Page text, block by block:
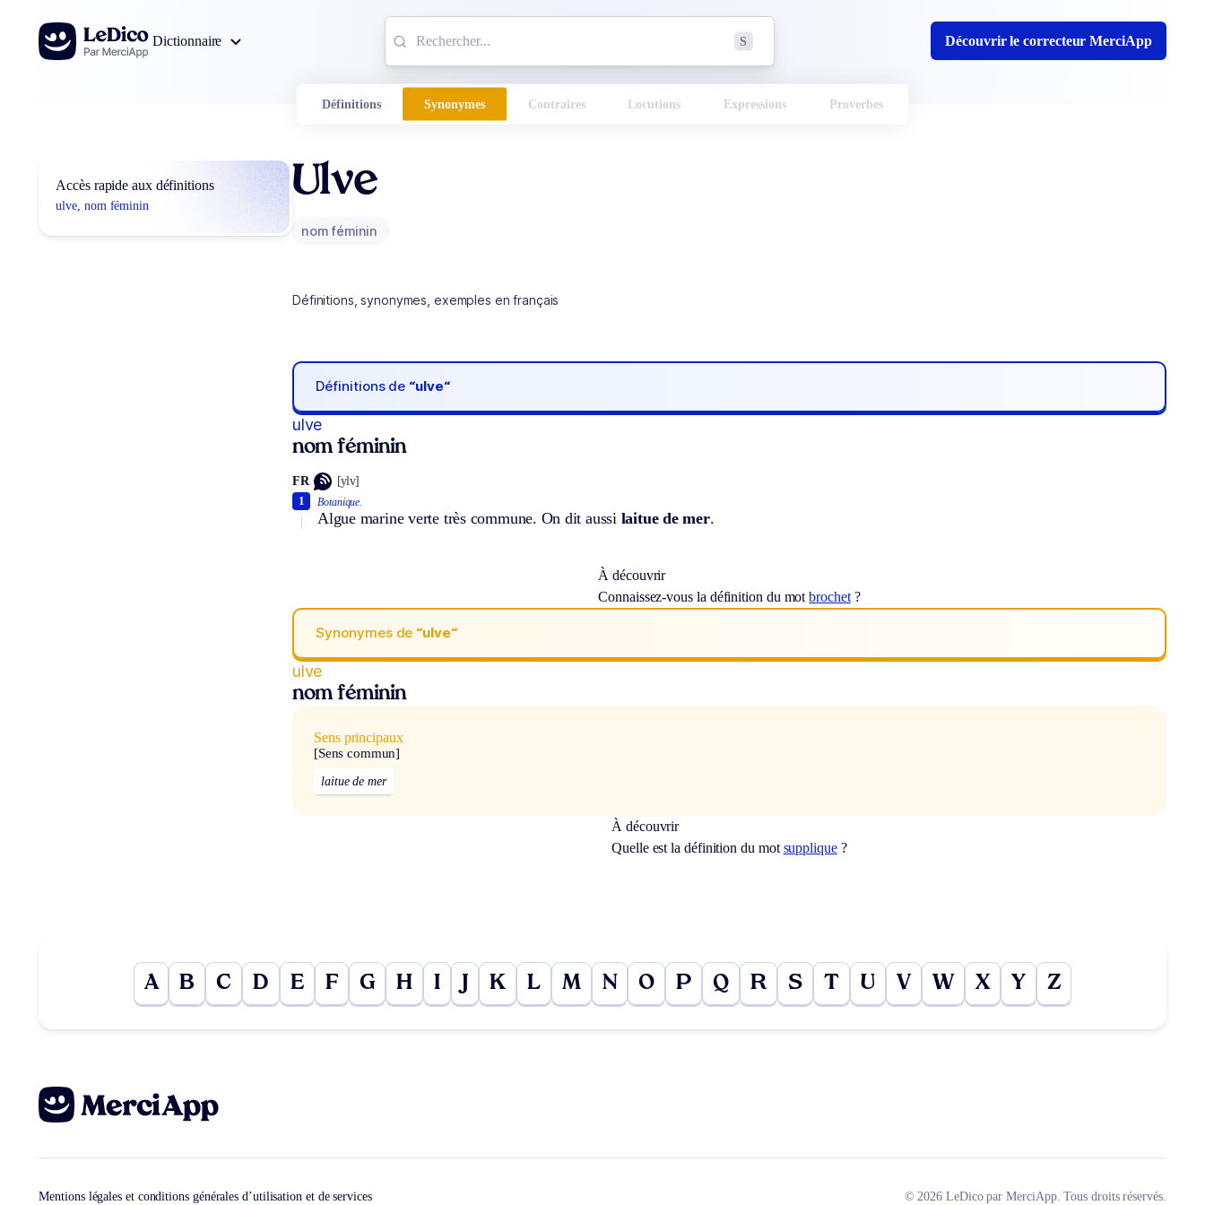
Aller au contenu
Dictionnaire
S Découvrir le correcteur MerciApp
Définitions Synonymes Contraires Locutions Expressions Proverbes
Accès rapide aux définitions
ulve, nom féminin
Ulve
nom féminin
Définitions, synonymes, exemples en français
Définitions de “ulve“
ulve
nom féminin
FR [ylv]
Botanique.
Algue marine verte très commune. On dit aussi laitue de mer.
1
À découvrir
Connaissez-vous la définition du motbrochet?
Synonymes de “ulve“
ulve
nom féminin
Sens principaux
[Sens commun]
laitue de mer
À découvrir
Quelle est la définition du mot supplique?
A B C D E F G H I J K L M N O P Q R S T U V W X Y Z
Mentions légales et conditions générales d’utilisation et de services © 2026 LeDico par MerciApp. Tous droits réservés.